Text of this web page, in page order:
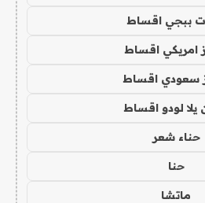
ببجي اقساط
امريكي اقساط
سعودي اقساط
لودو اقساط
حناء شعر
حنا
ماتشا